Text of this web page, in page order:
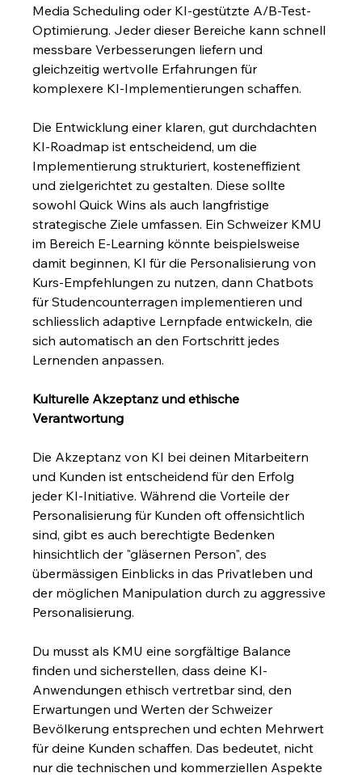
Media Scheduling oder KI-gestützte A/B-Test-
Optimierung. Jeder dieser Bereiche kann schnell
messbare Verbesserungen liefern und
gleichzeitig wertvolle Erfahrungen für
komplexere KI-Implementierungen schaffen.
Die Entwicklung einer klaren, gut durchdachten
KI-Roadmap ist entscheidend, um die
Implementierung strukturiert, kosteneffizient
und zielgerichtet zu gestalten. Diese sollte
sowohl Quick Wins als auch langfristige
strategische Ziele umfassen. Ein Schweizer KMU
im Bereich E-Learning könnte beispielsweise
damit beginnen, KI für die Personalisierung von
Kurs-Empfehlungen zu nutzen, dann Chatbots
für Studencounterragen implementieren und
schliesslich adaptive Lernpfade entwickeln, die
sich automatisch an den Fortschritt jedes
Lernenden anpassen.
Kulturelle Akzeptanz und ethische
Verantwortung
Die Akzeptanz von KI bei deinen Mitarbeitern
und Kunden ist entscheidend für den Erfolg
jeder KI-Initiative. Während die Vorteile der
Personalisierung für Kunden oft offensichtlich
sind, gibt es auch berechtigte Bedenken
hinsichtlich der "gläsernen Person", des
übermässigen Einblicks in das Privatleben und
der möglichen Manipulation durch zu aggressive
Personalisierung.
Du musst als KMU eine sorgfältige Balance
finden und sicherstellen, dass deine KI-
Anwendungen ethisch vertretbar sind, den
Erwartungen und Werten der Schweizer
Bevölkerung entsprechen und echten Mehrwert
für deine Kunden schaffen. Das bedeutet, nicht
nur die technischen und kommerziellen Aspekte